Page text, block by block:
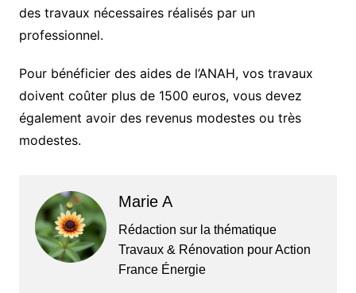
des travaux nécessaires réalisés par un
professionnel.
Pour bénéficier des aides de l’ANAH, vos travaux
doivent coûter plus de 1500 euros, vous devez
également avoir des revenus modestes ou très
modestes.
Marie A
Rédaction sur la thématique
Travaux & Rénovation pour Action
France Énergie